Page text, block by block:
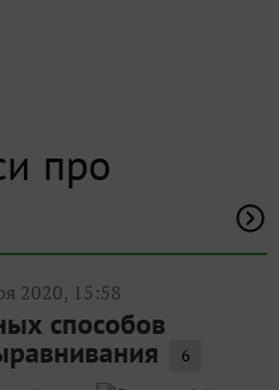
про
2020, 15:58
способов
6